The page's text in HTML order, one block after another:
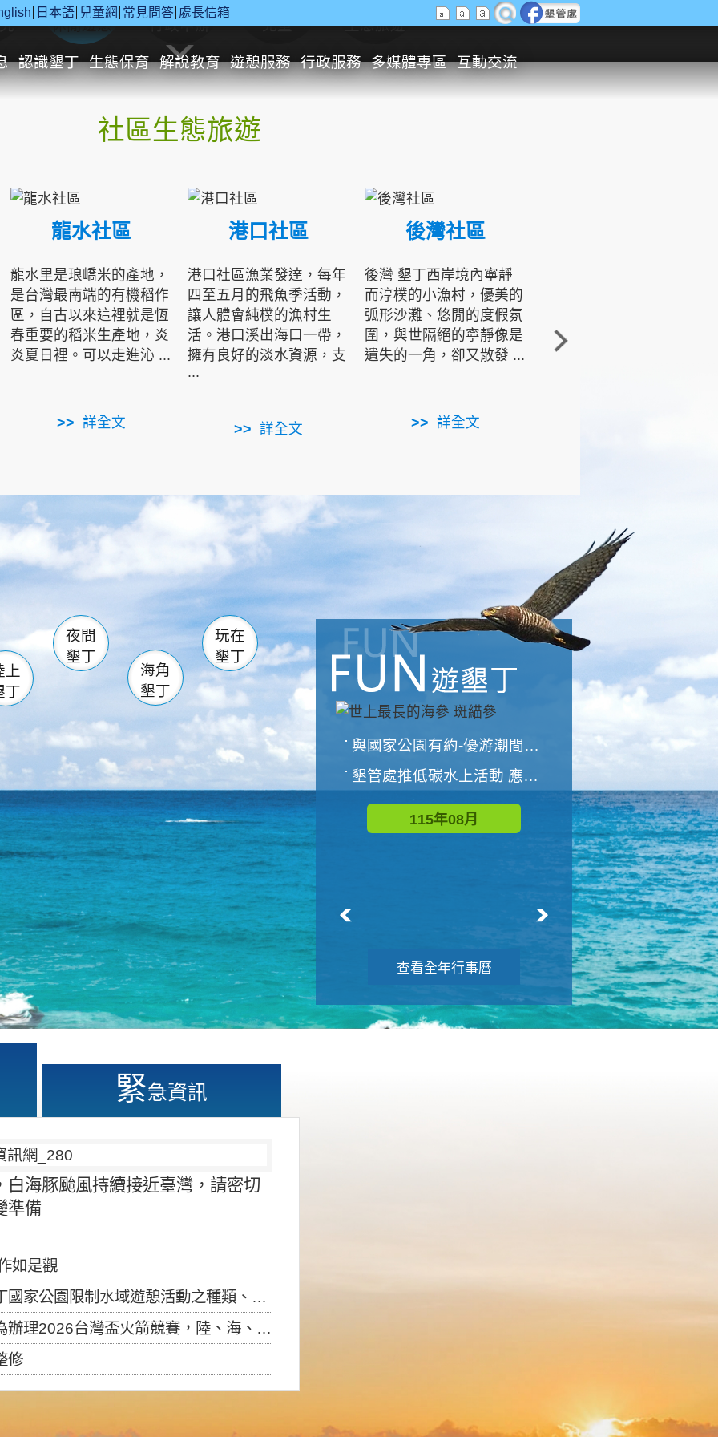
日本語 兒童網 常見問答 處長信箱
認識墾丁 生態保育 解說教育 遊憩服務 行政服務 多媒體專區 互動交流
休閒遊憩 行政申辦 兒童 生態旅遊
社區生態旅遊
龍水社區
龍水里是琅嶠米的產地，
是台灣最南端的有機稻作
區，自古以來這裡就是恆
春重要的稻米生產地，炎
炎夏日裡。可以走進沁 ...
詳全文
港口社區
港口社區漁業發達，每年
四至五月的飛魚季活動，
讓人體會純樸的漁村生
活。港口溪出海口一帶，
擁有良好的淡水資源，支
...
詳全文
後灣社區
後灣 墾丁西岸境內寧靜
而淳樸的小漁村，優美的
弧形沙灘、悠閒的度假氛
圍，與世隔絕的寧靜像是
遺失的一角，卻又散發 ...
詳全文
角的端點，冬季海浪拍打
著礁岸，旺盛的侵蝕作
南仁湖
滿州 佳樂水
森林遊樂區
墾管處遊客中心
社頂公園 風吹沙
船帆石 龍磐公園
香蕉灣 龍坑
鵝鑾鼻
上
丁
夜間
墾丁
海角
墾丁
玩在
墾丁
與國家公園有約-優游潮間探險者
墾管處推低碳水上活動 應屆畢業生限額免費參加
115年08月
世界地球清潔日 墾管處辦理「2026年墾丁國家公園沙灘淨灘活動
115年09月
查看全年行事曆
緊急資訊
海豚颱風持續接近臺灣，請密切
準備
如是觀
制水域遊憩活動之種類、範圍、時間及行為」，自即日生效。
盃火箭競賽，陸、海、空域警戒及協調相關事宜，因颱風備案事宜
修